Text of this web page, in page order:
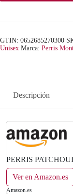
GTIN: 0652685270300
Unisex Marca: Perris
Descripción
PERRIS
50ML [PERRIS
Ver en Amazon.es
Amazon.es